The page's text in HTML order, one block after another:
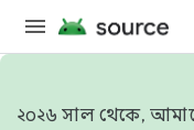
২০২৬ সাল থেকে,